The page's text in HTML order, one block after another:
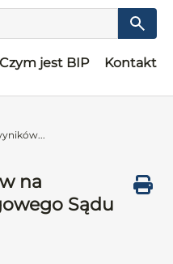
Czym jest BIP Kontakt
na
Sądu